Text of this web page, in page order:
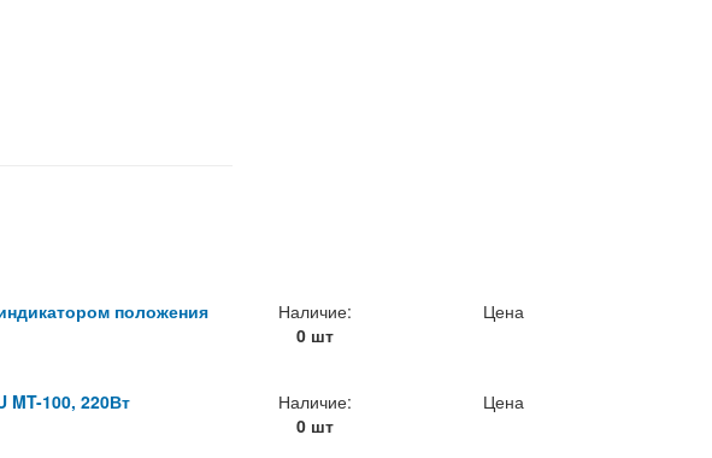
положения
Наличие:
0 шт
Цена
MT-100, 220Вт
Наличие:
0 шт
Цена